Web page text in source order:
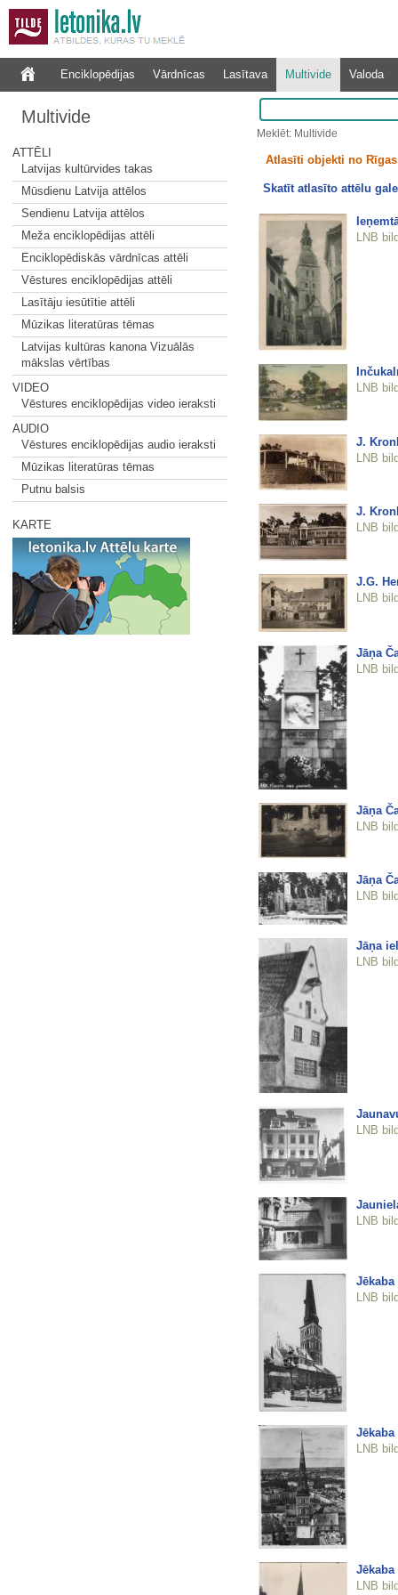
Enciklopēdijas Vārdnīcas Lasītava Multivide Valoda
Multivide
ATTĒLI
Latvijas kultūrvides takas
Mūsdienu Latvija attēlos
Sendienu Latvija attēlos
Meža enciklopēdijas attēli
Enciklopēdiskās vārdnīcas attēli
Vēstures enciklopēdijas attēli
Lasītāju iesūtītie attēli
Mūzikas literatūras tēmas
Latvijas kultūras kanona Vizuālās
mākslas vērtības
VIDEO
Vēstures enciklopēdijas video ieraksti
AUDIO
Vēstures enciklopēdijas audio ieraksti
Mūzikas literatūras tēmas
Putnu balsis
KARTE
Meklēt: Multivide
Atlasīti objekti no
Skatīt atlasīto attēlu
LNB
LNB
J.
LNB
J.
LNB
J.G.
LNB
Jāņa
LNB
Jāņa
LNB
Jāņa
LNB
Jāņa
LNB
LNB
LNB
Jēkaba
LNB
Jēkaba
LNB
Jēkaba
LNB